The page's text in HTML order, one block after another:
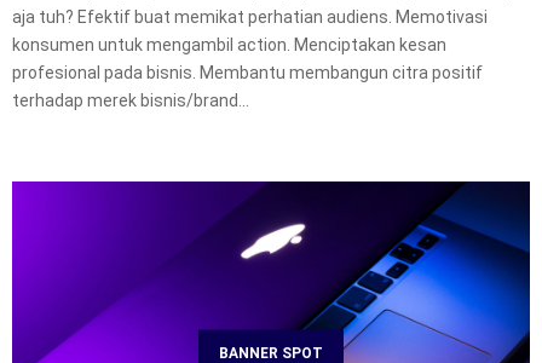
aja tuh? Efektif buat memikat perhatian audiens. Memotivasi
konsumen untuk mengambil action. Menciptakan kesan
profesional pada bisnis. Membantu membangun citra positif
terhadap merek bisnis/brand...
BANNER SPOT